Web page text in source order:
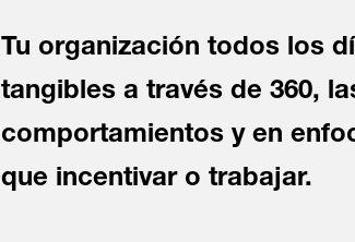
Tu organización todos los
tangibles a través de 360,
comportamientos y en
que incentivar o trabajar.